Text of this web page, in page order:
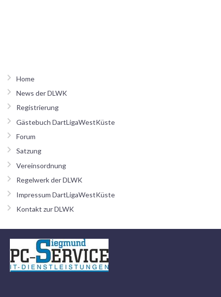
Home
News der DLWK
Registrierung
Gästebuch DartLigaWestKüste
Forum
Satzung
Vereinsordnung
Regelwerk der DLWK
Impressum DartLigaWestKüste
Kontakt zur DLWK